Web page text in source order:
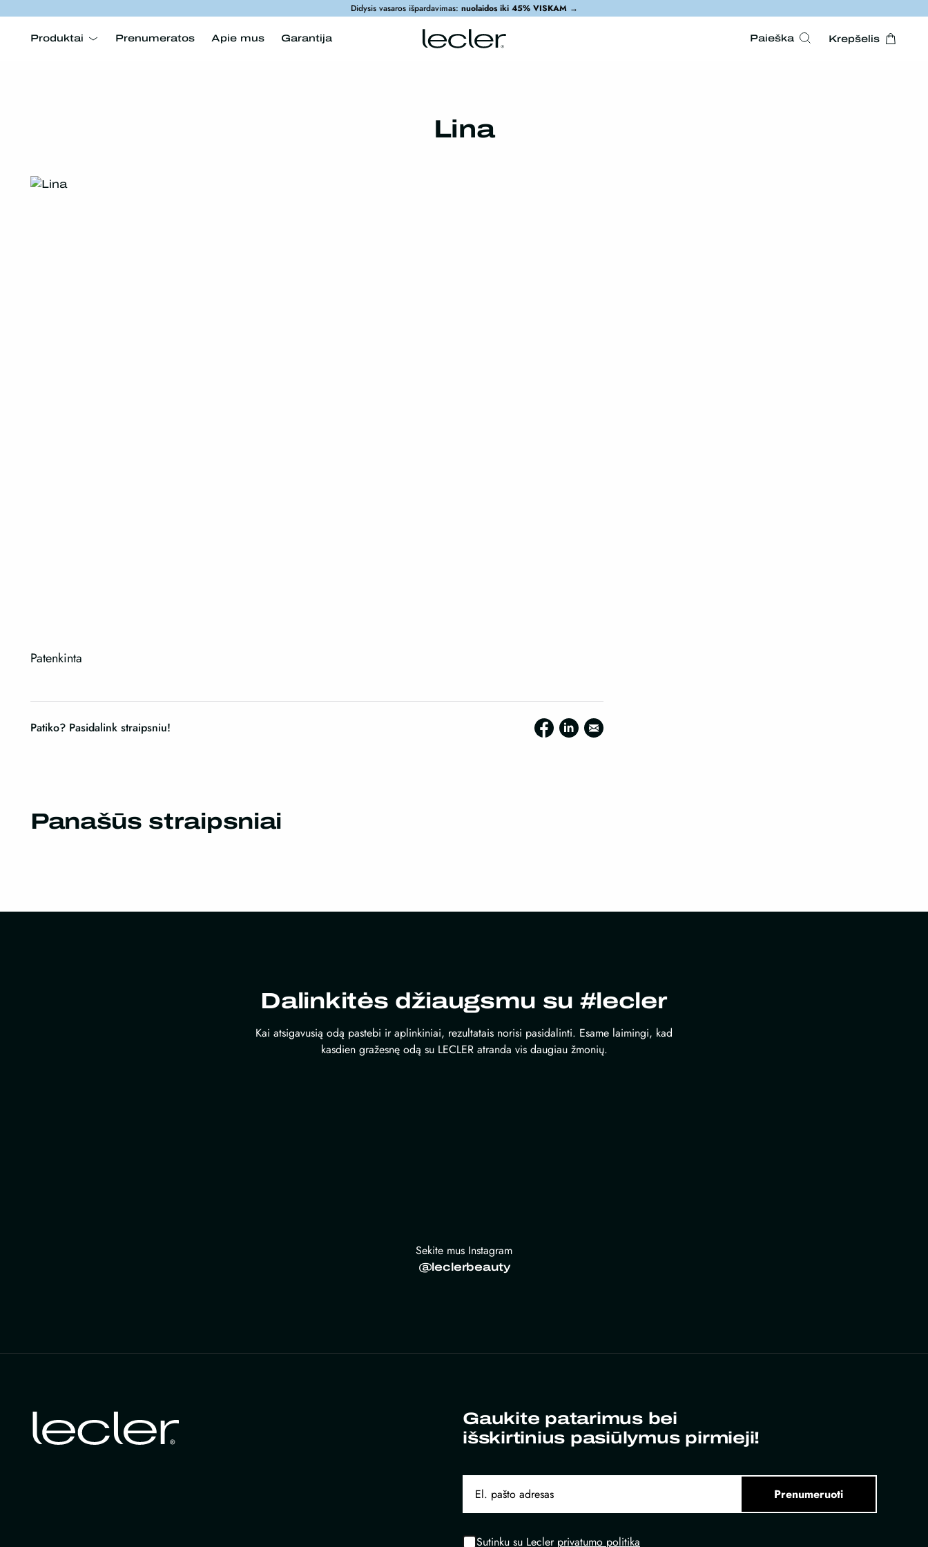
Didysis vasaros išpardavimas: nuolaidos iki 45% VISKAM→
Produktai Prenumeratos Apie mus Garantija Paieška Krepšelis
Lina
Patenkinta
Patiko? Pasidalink straipsniu!
Panašūs straipsniai
Dalinkitės džiaugsmu su #lecler
Kai atsigavusią odą pastebi ir aplinkiniai, rezultatais norisi pasidalinti. Esame laimingi, kad
kasdien gražesnę odą su LECLER atranda vis daugiau žmonių.
Sekite mus Instagram
@leclerbeauty
Gaukite patarimus bei
išskirtinius pasiūlymus pirmieji!
Prenumeruoti
Sutinku su Lecler privatumo politika